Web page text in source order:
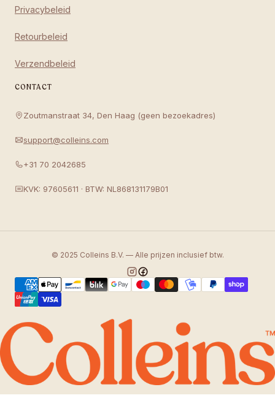
Privacybeleid
Retourbeleid
Verzendbeleid
CONTACT
Zoutmanstraat 34, Den Haag (geen bezoekadres)
support@colleins.com
+31 70 2042685
KVK: 97605611 · BTW: NL868131179B01
© 2025 Colleins B.V. — Alle prijzen inclusief btw.